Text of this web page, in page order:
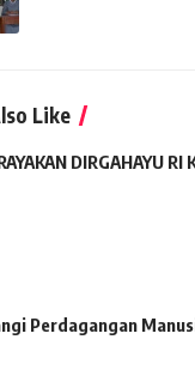
Like
DIRGAHAYU RI
Perdagangan